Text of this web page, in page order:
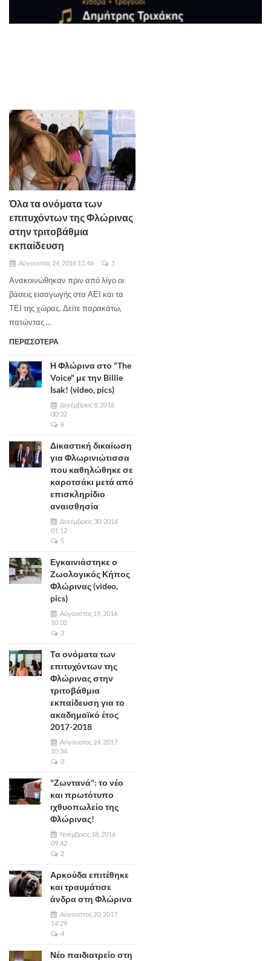
Όλα τα ονόματα των
επιτυχόντων της Φλώρινας
στην τριτοβάθμια
εκπαίδευση
Αύγουστος 24, 2016 11:46 1
Ανακοινώθηκαν πριν από λίγο οι
βάσεις εισαγωγής στα ΑΕΙ και τα
ΤΕΙ της χώρας. Δείτε παρακάτω,
πατώντας ...
ΠΕΡΙΣΣΟΤΕΡΑ
Η Φλώρινα στο "The
Voice" με την Billie
Isak! (video, pics)
Δεκέμβριος 8, 2016
00:32
6
Δικαστική δικαίωση
για Φλωρινιώτισσα
που καθηλώθηκε σε
καροτσάκι μετά από
επισκληρίδιο
αναισθησία
Δεκέμβριος 30, 2016
01:12
5
Εγκαινιάστηκε ο
Ζωολογικός Κήπος
Φλώρινας (video,
pics)
Αύγουστος 19, 2016
10:02
3
Τα ονόματα των
επιτυχόντων της
Φλώρινας στην
τριτοβάθμια
εκπαίδευση για το
ακαδημαϊκό έτος
2017-2018
Αύγουστος 24, 2017
10:34
0
"Ζωντανά": το νέο
και πρωτότυπο
ιχθυοπωλείο της
Φλώρινας!
Νοέμβριος 18, 2016
09:42
2
Αρκούδα επιτέθηκε
και τραυμάτισε
άνδρα στη Φλώρινα
Αύγουστος 20, 2017
14:29
4
Νέο παιδιατρείο στη